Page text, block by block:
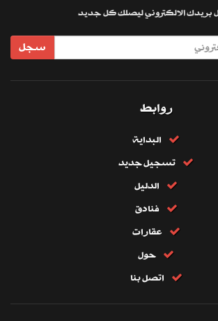
بريدك الالكتروني ليصلك كل جديد
سجل
روابط
البداية
تسجيل جديد
الدليل
فنادق
عقارات
حول
اتصل بنا